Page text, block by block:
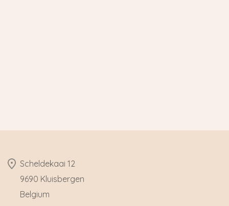
​Scheldekaai 12
9690 Kluisbergen
​Belgium